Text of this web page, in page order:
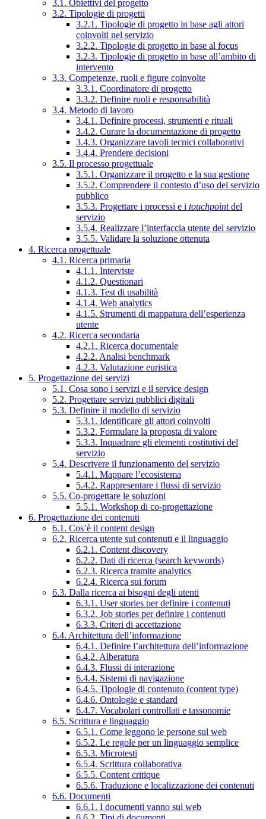
3.1. Obiettivi del progetto
3.2. Tipologie di progetti
3.2.1. Tipologie di progetto in base agli attori
coinvolti nel servizio
3.2.2. Tipologie di progetto in base al focus
3.2.3. Tipologie di progetto in base all’ambito di
intervento
3.3. Competenze, ruoli e figure coinvolte
3.3.1. Coordinatore di progetto
3.3.2. Definire ruoli e responsabilità
3.4. Metodo di lavoro
3.4.1. Definire processi, strumenti e rituali
3.4.2. Curare la documentazione di progetto
3.4.3. Organizzare tavoli tecnici collaborativi
3.4.4. Prendere decisioni
3.5. Il processo progettuale
3.5.1. Organizzare il progetto e la sua gestione
3.5.2. Comprendere il contesto d’uso del servizio
pubblico
3.5.3. Progettare i processi e i touchpointdel
servizio
3.5.4. Realizzare l’interfaccia utente del servizio
3.5.5. Validare la soluzione ottenuta
4. Ricerca progettuale
4.1. Ricerca primaria
4.1.1. Interviste
4.1.2. Questionari
4.1.3. Test di usabilità
4.1.4. Web analytics
4.1.5. Strumenti di mappatura dell’esperienza
utente
4.2. Ricerca secondaria
4.2.1. Ricerca documentale
4.2.2. Analisi benchmark
4.2.3. Valutazione euristica
5. Progettazione dei servizi
5.1. Cosa sono i servizi e il service design
5.2. Progettare servizi pubblici digitali
5.3. Definire il modello di servizio
5.3.1. Identificare gli attori coinvolti
5.3.2. Formulare la proposta di valore
5.3.3. Inquadrare gli elementi costitutivi del
servizio
5.4. Descrivere il funzionamento del servizio
5.4.1. Mappare l’ecosistema
5.4.2. Rappresentare i flussi di servizio
5.5. Co-progettare le soluzioni
5.5.1. Workshop di co-progettazione
6. Progettazione dei contenuti
6.1. Cos’è il content design
6.2. Ricerca utente sui contenuti e il linguaggio
6.2.1. Content discovery
6.2.2. Dati di ricerca (search keywords)
6.2.3. Ricerca tramite analytics
6.2.4. Ricerca sui forum
6.3. Dalla ricerca ai bisogni degli utenti
6.3.1. User stories per definire i contenuti
6.3.2. Job stories per definire i contenuti
6.3.3. Criteri di accettazione
6.4. Architettura dell’informazione
6.4.1. Definire l’architettura dell’informazione
6.4.2. Alberatura
6.4.3. Flussi di interazione
6.4.4. Sistemi di navigazione
6.4.5. Tipologie di contenuto (content type)
6.4.6. Ontologie e standard
6.4.7. Vocabolari controllati e tassonomie
6.5. Scrittura e linguaggio
6.5.1. Come leggono le persone sul web
6.5.2. Le regole per un linguaggio semplice
6.5.3. Microtesti
6.5.4. Scrittura collaborativa
6.5.5. Content critique
6.5.6. Traduzione e localizzazione dei contenuti
6.6. Documenti
6.6.1. I documenti vanno sul web